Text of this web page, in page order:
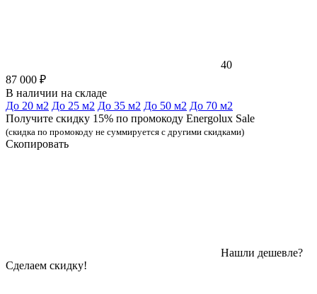
40
87 000 ₽
В наличии на складе
До 20 м2 До 25 м2 До 35 м2 До 50 м2 До 70 м2
Получите скидку 15% по промокоду Energolux Sale
(скидка по промокоду не суммируется с другими скидками)
Скопировать
Нашли дешевле?
Сделаем скидку!